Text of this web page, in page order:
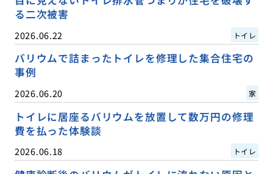
る二次被害
2026.06.22 トイレ
バリウムで詰まったトイレを修理した集合住宅の
事例
2026.06.20 家
トイレに居座るバリウムを放置して数万円の修理
費を払った体験談
2026.06.18 トイレ